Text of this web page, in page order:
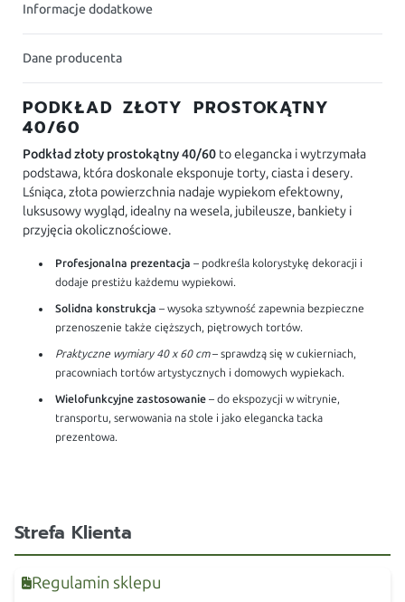
Informacje dodatkowe
Dane producenta
PODKŁAD ZŁOTY PROSTOKĄTNY
40/60
Podkład złoty prostokątny 40/60 to elegancka i wytrzymała
podstawa, która doskonale eksponuje torty, ciasta i desery.
Lśniąca, złota powierzchnia nadaje wypiekom efektowny,
luksusowy wygląd, idealny na wesela, jubileusze, bankiety i
przyjęcia okolicznościowe.
Profesjonalna prezentacja – podkreśla kolorystykę dekoracji i
dodaje prestiżu każdemu wypiekowi.
Solidna konstrukcja – wysoka sztywność zapewnia bezpieczne
przenoszenie także cięższych, piętrowych tortów.
Praktyczne wymiary 40 x 60 cm– sprawdzą się w cukierniach,
pracowniach tortów artystycznych i domowych wypiekach.
Wielofunkcyjne zastosowanie – do ekspozycji w witrynie,
transportu, serwowania na stole i jako elegancka tacka
prezentowa.
Strefa Klienta
Regulamin sklepu